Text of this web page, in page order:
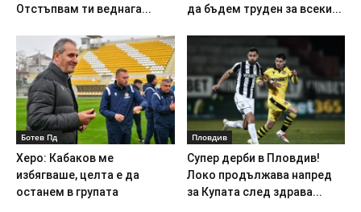
Отстъпвам ти веднага...
да бъдем труден за всеки...
Ботев Пд
Херо: Кабаков ме
избягваше, целта е да
останем в групата
Пловдив
Супер дерби в Пловдив!
Локо продължава напред
за Купата след здрава...